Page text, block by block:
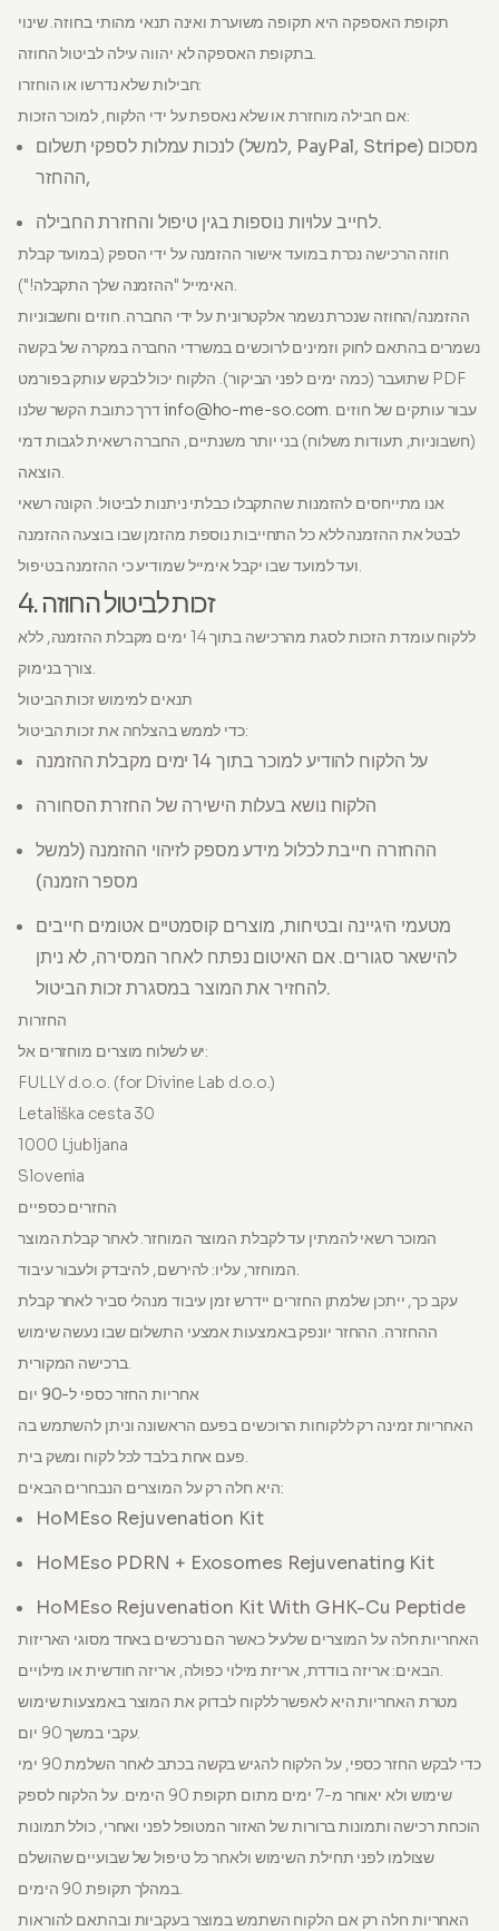
תקופת האספקה היא תקופה משוערת ואינה תנאי מהותי בחוזה. שינוי
בתקופת האספקה לא יהווה עילה לביטול החוזה.
חבילות שלא נדרשו או הוחזרו:
אם חבילה מוחזרת או שלא נאספת על ידי הלקוח, למוכר הזכות:
לנכות עמלות לספקי תשלום (למשל, PayPal, Stripe) מסכום
ההחזר,
לחייב עלויות נוספות בגין טיפול והחזרת החבילה.
חוזה הרכישה נכרת במועד אישור ההזמנה על ידי הספק (במועד קבלת
האימייל "ההזמנה שלך התקבלה!").
ההזמנה/החוזה שנכרת נשמר אלקטרונית על ידי החברה. חוזים וחשבוניות
נשמרים בהתאם לחוק וזמינים לרוכשים במשרדי החברה במקרה של בקשה
שתועבר (כמה ימים לפני הביקור). הלקוח יכול לבקש עותק בפורמט PDF
דרך כתובת הקשר שלנוinfo@ho-me-so.com. עבור עותקים של חוזים
(חשבוניות, תעודות משלוח) בני יותר משנתיים, החברה רשאית לגבות דמי
הוצאה.
אנו מתייחסים להזמנות שהתקבלו כבלתי ניתנות לביטול. הקונה רשאי
לבטל את ההזמנה ללא כל התחייבות נוספת מהזמן שבו בוצעה ההזמנה
ועד למועד שבו יקבל אימייל שמודיע כי ההזמנה בטיפול.
4. זכות לביטול החוזה
ללקוח עומדת הזכות לסגת מהרכישה בתוך 14 ימים מקבלת ההזמנה, ללא
צורך בנימוק.
תנאים למימוש זכות הביטול
כדי לממש בהצלחה את זכות הביטול:
על הלקוח להודיע למוכר בתוך 14 ימים מקבלת ההזמנה
הלקוח נושא בעלות הישירה של החזרת הסחורה
ההחזרה חייבת לכלול מידע מספק לזיהוי ההזמנה (למשל
מספר הזמנה)
מטעמי היגיינה ובטיחות, מוצרים קוסמטיים אטומים חייבים
להישאר סגורים. אם האיטום נפתח לאחר המסירה, לא ניתן
להחזיר את המוצר במסגרת זכות הביטול.
החזרות
יש לשלוח מוצרים מוחזרים אל:
FULLY d.o.o. (for Divine Lab d.o.o.)
Letališka cesta 30
1000 Ljubljana
Slovenia
החזרים כספיים
המוכר רשאי להמתין עד לקבלת המוצר המוחזר. לאחר קבלת המוצר
המוחזר, עליו: להירשם, להיבדק ולעבור עיבוד.
עקב כך, ייתכן שלמתן החזרים יידרש זמן עיבוד מנהלי סביר לאחר קבלת
ההחזרה. ההחזר יונפק באמצעות אמצעי התשלום שבו נעשה שימוש
ברכישה המקורית.
אחריות החזר כספי ל-90 יום
האחריות זמינה רק ללקוחות הרוכשים בפעם הראשונה וניתן להשתמש בה
פעם אחת בלבד לכל לקוח ומשק בית.
היא חלה רק על המוצרים הנבחרים הבאים:
HoMEso Rejuvenation Kit
HoMEso PDRN + Exosomes Rejuvenating Kit
HoMEso Rejuvenation Kit With GHK-Cu Peptide
האחריות חלה על המוצרים שלעיל כאשר הם נרכשים באחד מסוגי האריזות
הבאים: אריזה בודדת, אריזת מילוי כפולה, אריזה חודשית או מילויים.
מטרת האחריות היא לאפשר ללקוח לבדוק את המוצר באמצעות שימוש
עקבי במשך 90 יום.
כדי לבקש החזר כספי, על הלקוח להגיש בקשה בכתב לאחר השלמת 90 ימי
שימוש ולא יאוחר מ-7 ימים מתום תקופת 90 הימים. על הלקוח לספק
הוכחת רכישה ותמונות ברורות של האזור המטופל לפני ואחרי, כולל תמונות
שצולמו לפני תחילת השימוש ולאחר כל טיפול של שבועיים שהושלם
במהלך תקופת 90 הימים.
האחריות חלה רק אם הלקוח השתמש במוצר בעקביות ובהתאם להוראות